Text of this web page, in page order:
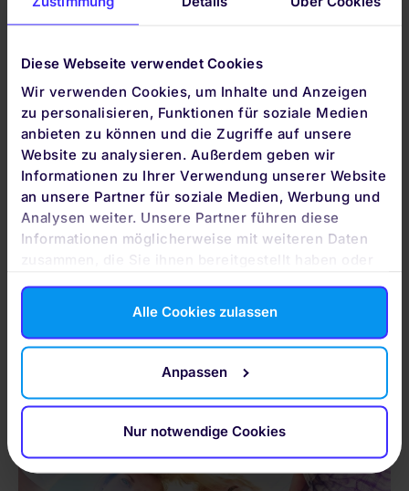
Diese Webseite verwendet Cookies
Wir verwenden Cookies, um Inhalte und Anzeigen
zu personalisieren, Funktionen für soziale Medien
anbieten zu können und die Zugriffe auf unsere
Website zu analysieren. Außerdem geben wir
Informationen zu Ihrer Verwendung unserer Website
an unsere Partner für soziale Medien, Werbung und
Analysen weiter. Unsere Partner führen diese
Informationen möglicherweise mit weiteren Daten
zusammen, die Sie ihnen bereitgestellt haben oder
gesammelt haben. Durch Klicken auf „Zulassen“-
Buttons willigen Sie gem. Art. 49 Abs. 1 DSGVO ein,
dass auch Anbieter in den USA Ihre Daten
verarbeiten. Es ist möglich, dass die übermittelten
Alle Cookies zulassen
Anpassen
Nur notwendige Cookies
Investmentzielen passt.
Wir sind ausgezeichnet
Unsere Arbeit wurde bereits vielfach von
renommierten Fachmedien ausgezeichnet. Etwa für
die Portfolio-Qualität, unsere günstigen Kosten und
den Service.